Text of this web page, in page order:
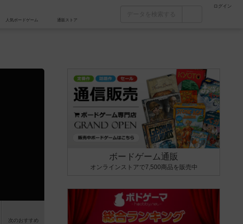
カフェ/店舗 人気ボードゲーム
ログイン
次のおすすめ
ボードゲーム通販
オンラインストアで7,500商品を販売中